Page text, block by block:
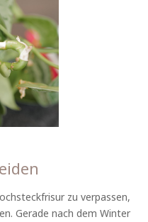
zu verpassen,
Gerade nach dem Winter